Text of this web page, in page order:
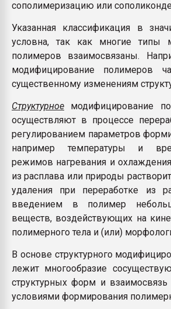
сополимеризацию или
Указанная классификация в
условна, так как многие типы
полимеров взаимосвязаны.
модифицирование полимеров
существенному изменениям
Структурное модифицирование
осуществляют в процессе
регулированием параметров
например температуры и
режимов нагревания и
из расплава или природы
удаления при переработке из
введением в полимер
веществ, воздействующих на
полимерного тела и (или)
В основе структурного
лежит многообразие
структурных форм и
условиями формирования